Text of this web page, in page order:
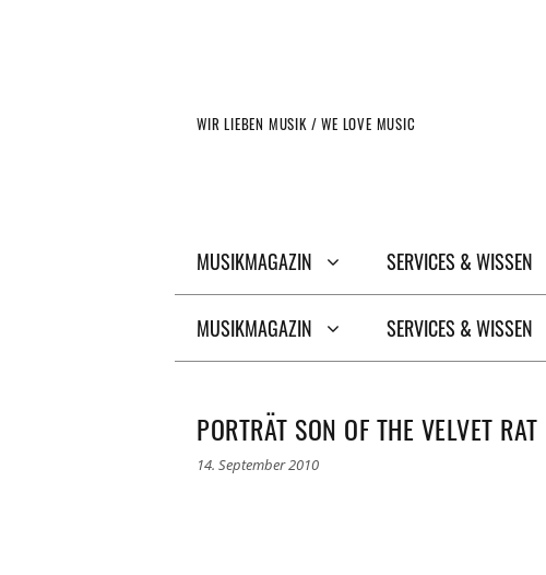
WIR LIEBEN MUSIK / WE LOVE MUSIC
MUSIKMAGAZIN SERVICES & WISSEN
MUSIKMAGAZIN SERVICES & WISSEN
PORTRÄT SON OF THE VELVET RAT
14. September 2010